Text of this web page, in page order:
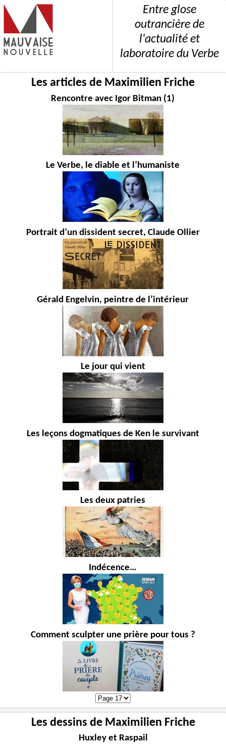
Entre glose
outrancière de
l'actualité et
laboratoire du Verbe
Les articles de Maximilien Friche
Rencontre avec Igor Bitman (1)
Le Verbe, le diable et l’humaniste
Portrait d’un dissident secret, Claude Ollier
Gérald Engelvin, peintre de l’intérieur
Le jour qui vient
Les leçons dogmatiques de Ken le survivant
Les deux patries
Indécence…
Comment sculpter une prière pour tous ?
Les dessins de Maximilien Friche
Huxley et Raspail